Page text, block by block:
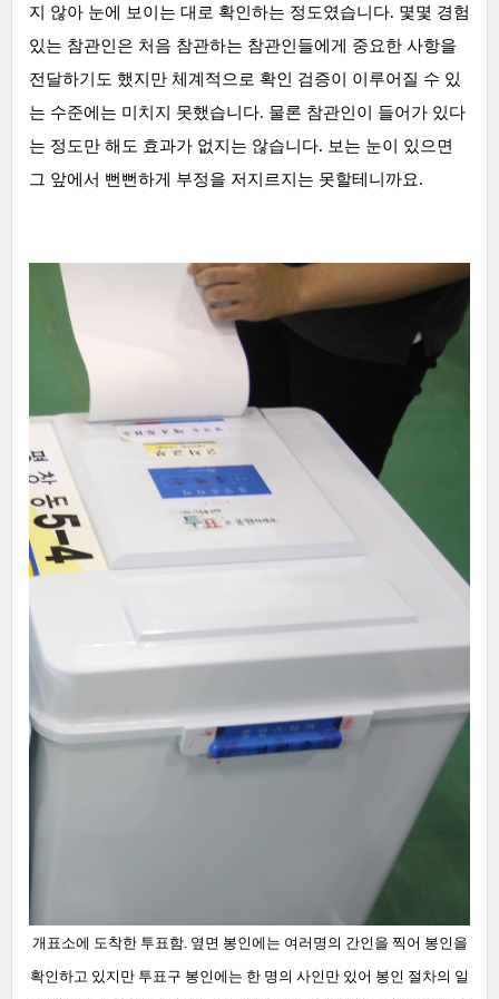
지 않아 눈에 보이는 대로 확인하는 정도였습니다. 몇몇 경험
있는 참관인은 처음 참관하는 참관인들에게 중요한 사항을
전달하기도 했지만 체계적으로 확인 검증이 이루어질 수 있
는 수준에는 미치지 못했습니다. 물론 참관인이 들어가 있다
는 정도만 해도 효과가 없지는 않습니다. 보는 눈이 있으면
그 앞에서 뻔뻔하게 부정을 저지르지는 못할테니까요.
개표소에 도착한 투표함. 옆면 봉인에는 여러명의 간인을 찍어 봉인을
확인하고 있지만 투표구 봉인에는 한 명의 사인만 있어 봉인 절차의 일